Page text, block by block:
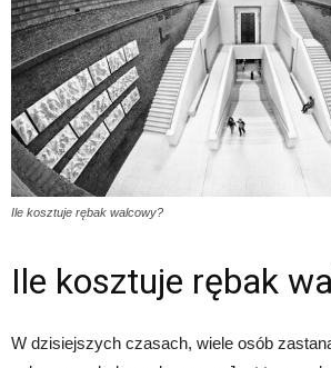
Ile kosztuje rębak walcowy?
Ile kosztuje rębak
W dzisiejszych czasach, wiele osób